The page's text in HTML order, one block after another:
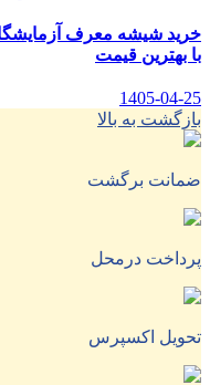
خرید شیشه معرف
با بهترین قیمت
1405-04-25
بازگشت به بالا
ضمانت برگشت
پرداخت درمحل
تحویل اکسپرس